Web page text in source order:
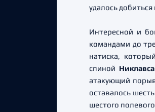
удалось
Интересной и
командами до
натиска,
спиной
атакующий
оставалось
шестого